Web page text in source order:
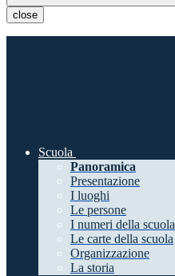
close
Scuola
Panoramica
Presentazione
I luoghi
Le persone
I numeri della scuola
Le carte della scuola
Organizzazione
La storia